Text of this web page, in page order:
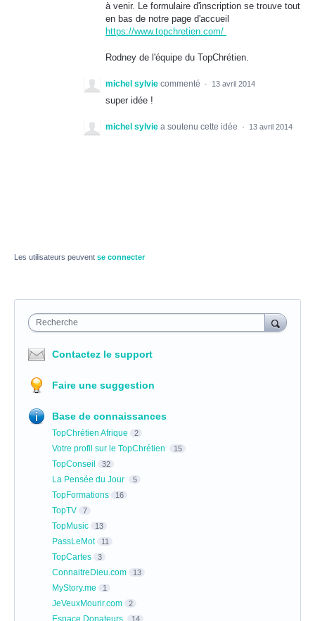
à venir. Le formulaire d'inscription se trouve tout
en bas de notre page d'accueil
https://www.topchretien.com/
Rodney de l'équipe du TopChrétien.
michel sylvie commenté · 13 avril 2014
super idée !
michel sylvie a soutenu cette idée · 13 avril 2014
Les utilisateurs peuvent se connecter
Recherche
Contactez le support
Faire une suggestion
Base de connaissances
TopChrétien Afrique 2
Votre profil sur le TopChrétien 15
TopConseil 32
La Pensée du Jour 5
TopFormations 16
TopTV 7
TopMusic 13
PassLeMot 11
TopCartes 3
ConnaitreDieu.com 13
MyStory.me 1
JeVeuxMourir.com 2
Espace Donateurs 14